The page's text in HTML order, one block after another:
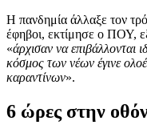
Η πανδημία άλλαξε τον
έφηβοι, εκτίμησε ο ΠΟΥ,
«άρχισαν να επιβάλλονται
κόσμος των νέων έγινε
καραντίνων».
6 ώρες στην